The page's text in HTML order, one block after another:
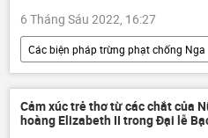
6 Tháng Sáu 2022, 16:27
Các biện pháp trừng phạt chống Nga
Bộ Ngoại giao Trung Quốc
Chính trị
Nga
Cảm xúc trẻ thơ từ các chắt của
hoàng Elizabeth II trong Đại lễ